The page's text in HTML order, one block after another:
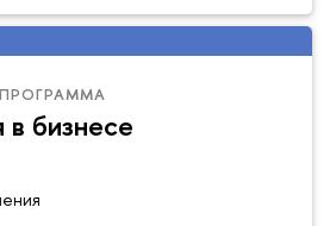
в бизнесе